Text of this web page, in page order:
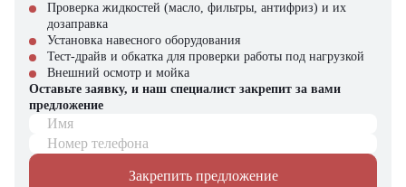
В дорожном строительстве для прокладки трасс и подготовки
основания.
В карьерах и горнодобывающей отрасли для разработки пород и
погрузки материала.
В инфраструктурных проектах для строительства мостов,
туннелей и промышленных объектов.
В коммунальном и городском строительстве для благоустройства
территории и земляных работ.
Почему стоит выбрать Volvo EC350D?
Проверка жидкостей (масло, фильтры, антифриз) и их
дозаправка
Установка навесного оборудования
Тест-драйв и обкатка для проверки работы под нагрузкой
Внешний осмотр и мойка
Оставьте заявку, и наш специалист закрепит за вами
предложение
Имя
Номер телефона
Закрепить предложение